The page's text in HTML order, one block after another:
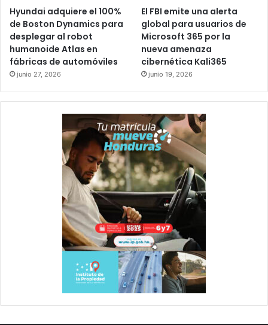
Hyundai adquiere el 100%
de Boston Dynamics para
desplegar al robot
humanoide Atlas en
fábricas de automóviles
junio 27, 2026
El FBI emite una alerta
global para usuarios de
Microsoft 365 por la
nueva amenaza
cibernética Kali365
junio 19, 2026